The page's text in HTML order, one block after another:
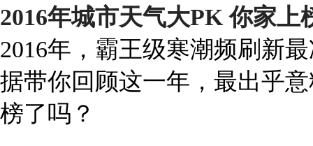
2016年城市天气大PK 你家上
2016年，霸王级寒潮频刷新
据带你回顾这一年，最出乎
榜了吗？